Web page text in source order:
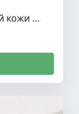
кожи …